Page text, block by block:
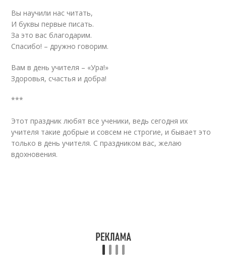
Вы научили нас читать,
И буквы первые писать.
За это вас благодарим.
Спасибо! – дружно говорим.
Вам в день учителя – «Ура!»
Здоровья, счастья и добра!
***
Этот праздник любят все ученики, ведь сегодня их
учителя такие добрые и совсем не строгие, и бывает это
только в день учителя. С праздником вас, желаю
вдохновения.